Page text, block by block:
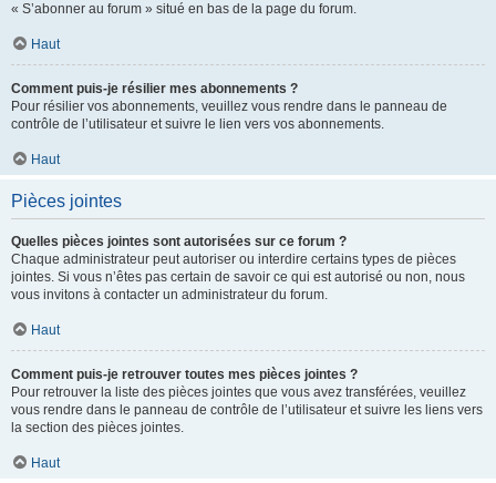
« S’abonner au forum » situé en bas de la page du forum.
Haut
Comment puis-je résilier mes abonnements ?
Pour résilier vos abonnements, veuillez vous rendre dans le panneau de
contrôle de l’utilisateur et suivre le lien vers vos abonnements.
Haut
Pièces jointes
Quelles pièces jointes sont autorisées sur ce forum ?
Chaque administrateur peut autoriser ou interdire certains types de pièces
jointes. Si vous n’êtes pas certain de savoir ce qui est autorisé ou non, nous
vous invitons à contacter un administrateur du forum.
Haut
Comment puis-je retrouver toutes mes pièces jointes ?
Pour retrouver la liste des pièces jointes que vous avez transférées, veuillez
vous rendre dans le panneau de contrôle de l’utilisateur et suivre les liens vers
la section des pièces jointes.
Haut